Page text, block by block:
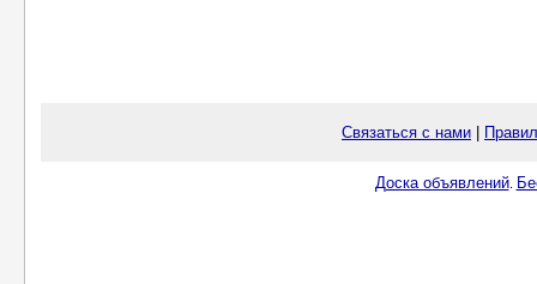
Связаться с нами
Доска объявлений.